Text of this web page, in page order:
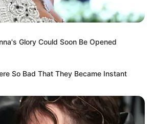
Glory Could Soon Be Opened
So Bad That They Became Instant